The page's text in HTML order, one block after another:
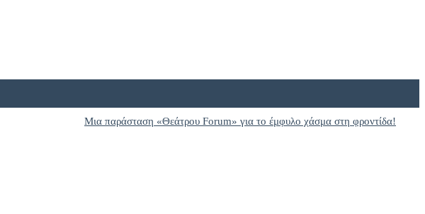
Μια παράσταση «Θεάτρου Forum» για το έμφυλο χάσμα στη φροντίδα!